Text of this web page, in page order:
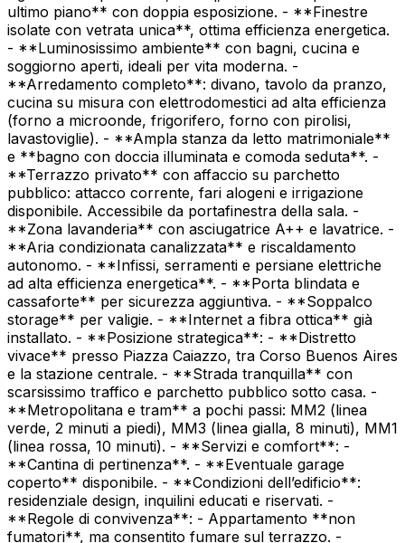
ultimo piano** con doppia esposizione. - **Finestre
isolate con vetrata unica**, ottima efficienza energetica.
- **Luminosissimo ambiente** con bagni, cucina e
soggiorno aperti, ideali per vita moderna. -
**Arredamento completo**: divano, tavolo da pranzo,
cucina su misura con elettrodomestici ad alta efficienza
(forno a microonde, frigorifero, forno con pirolisi,
lavastoviglie). - **Ampla stanza da letto matrimoniale**
e **bagno con doccia illuminata e comoda seduta**. -
**Terrazzo privato** con affaccio su parchetto
pubblico: attacco corrente, fari alogeni e irrigazione
disponibile. Accessibile da portafinestra della sala. -
**Zona lavanderia** con asciugatrice A++ e lavatrice. -
**Aria condizionata canalizzata** e riscaldamento
autonomo. - **Infissi, serramenti e persiane elettriche
ad alta efficienza energetica**. - **Porta blindata e
cassaforte** per sicurezza aggiuntiva. - **Soppalco
storage** per valigie. - **Internet a fibra ottica** già
installato. - **Posizione strategica**: - **Distretto
vivace** presso Piazza Caiazzo, tra Corso Buenos Aires
e la stazione centrale. - **Strada tranquilla** con
scarsissimo traffico e parchetto pubblico sotto casa. -
**Metropolitana e tram** a pochi passi: MM2 (linea
verde, 2 minuti a piedi), MM3 (linea gialla, 8 minuti), MM1
(linea rossa, 10 minuti). - **Servizi e comfort**: -
**Cantina di pertinenza**. - **Eventuale garage
coperto** disponibile. - **Condizioni dell’edificio**:
residenziale design, inquilini educati e riservati. -
**Regole di convivenza**: - Appartamento **non
fumatori**, ma consentito fumare sul terrazzo. -